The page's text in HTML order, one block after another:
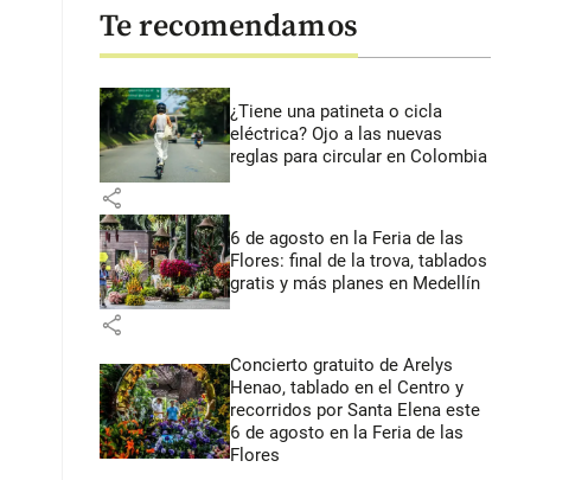
Te recomendamos
¿Tiene una patineta o cicla
eléctrica? Ojo a las nuevas
reglas para circular en Colombia
share
6 de agosto en la Feria de las
Flores: final de la trova, tablados
gratis y más planes en Medellín
share
Concierto gratuito de Arelys
Henao, tablado en el Centro y
recorridos por Santa Elena este
6 de agosto en la Feria de las
Flores